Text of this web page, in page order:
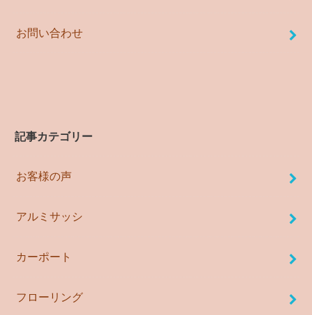
お問い合わせ
記事カテゴリー
お客様の声
アルミサッシ
カーポート
フローリング